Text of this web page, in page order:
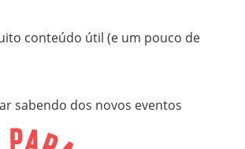
conteúdo útil (e um pouco de
sabendo dos novos eventos